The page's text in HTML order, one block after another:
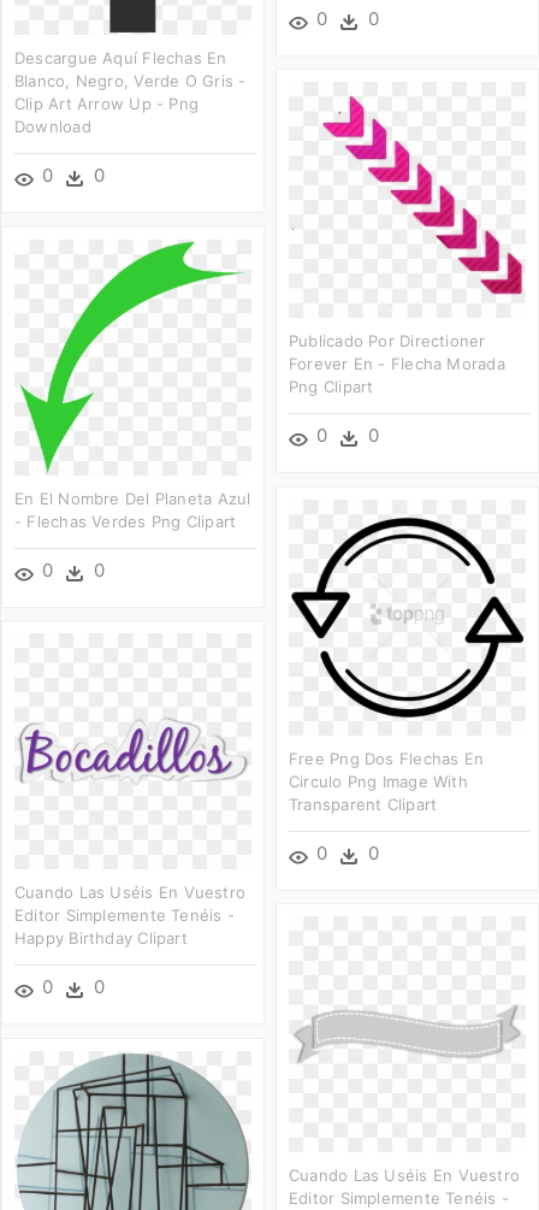
0 0
Descargue Aquí Flechas En
Blanco, Negro, Verde O Gris -
Clip Art Arrow Up - Png
Download
0 0
Publicado Por Directioner
Forever En - Flecha Morada
Png Clipart
0 0
En El Nombre Del Planeta Azul
- Flechas Verdes Png Clipart
0 0
Free Png Dos Flechas En
Circulo Png Image With
Transparent Clipart
0 0
Cuando Las Uséis En Vuestro
Editor Simplemente Tenéis -
Happy Birthday Clipart
0 0
Cuando Las Uséis En Vuestro
Editor Simplemente Tenéis -